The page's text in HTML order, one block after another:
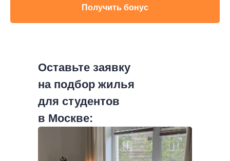
Получить бонус
Оставьте заявку
на подбор жилья
для студентов
в Москве: